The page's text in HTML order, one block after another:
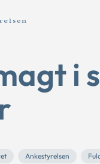
i
Ankestyrelsen